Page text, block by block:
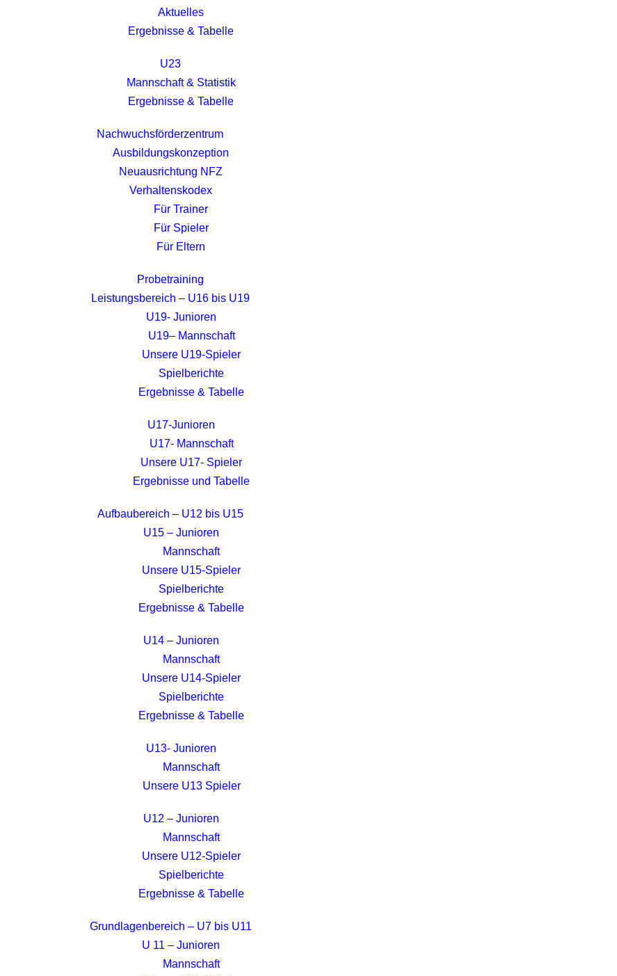
Aktuelles
Ergebnisse & Tabelle
U23
Mannschaft & Statistik
Ergebnisse & Tabelle
Nachwuchsförderzentrum
Ausbildungskonzeption
Neuausrichtung NFZ
Verhaltenskodex
Für Trainer
Für Spieler
Für Eltern
Probetraining
Leistungsbereich – U16 bis U19
U19- Junioren
U19– Mannschaft
Unsere U19-Spieler
Spielberichte
Ergebnisse & Tabelle
U17-Junioren
U17- Mannschaft
Unsere U17- Spieler
Ergebnisse und Tabelle
Aufbaubereich – U12 bis U15
U15 – Junioren
Mannschaft
Unsere U15-Spieler
Spielberichte
Ergebnisse & Tabelle
U14 – Junioren
Mannschaft
Unsere U14-Spieler
Spielberichte
Ergebnisse & Tabelle
U13- Junioren
Mannschaft
Unsere U13 Spieler
U12 – Junioren
Mannschaft
Unsere U12-Spieler
Spielberichte
Ergebnisse & Tabelle
Grundlagenbereich – U7 bis U11
U 11 – Junioren
Mannschaft